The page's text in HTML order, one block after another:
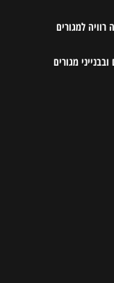
רוויה למגורים
מגורים